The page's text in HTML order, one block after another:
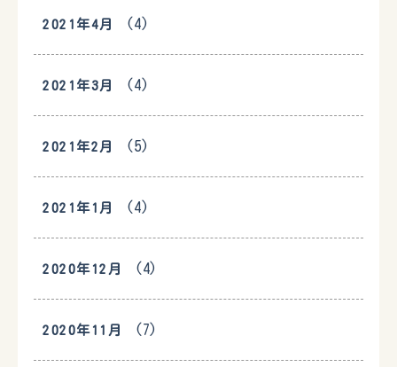
2021年4月 (4)
2021年3月 (4)
2021年2月 (5)
2021年1月 (4)
2020年12月 (4)
2020年11月 (7)